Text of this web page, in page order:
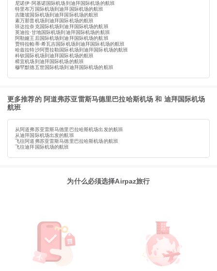
尼诺伊·阿基诺国际机场到迪拜国际机场的航班
特里布万国际机场到迪拜国际机场的航班
吉隆坡国际机场到迪拜国际机场的航班
素万那普机场到迪拜国际机场的航班
班达拉奈克国际机场到迪拜国际机场的航班
英迪拉·甘地国际机场到迪拜国际机场的航班
阿勒娅王后国际机场到迪拜国际机场的航班
贾特拉帕蒂·希瓦吉国际机场到迪拜国际机场的航班
哈兹拉特沙阿贾拉勒国际机场到迪拜国际机场的航班
科钦国际机场到迪拜国际机场的航班
樟宜机场到迪拜国际机场的航班
穆罕默德五世国际机场到迪拜国际机场的航班
更多推荐的 阿道弗苏亚雷斯马德里巴拉哈斯机场 和 迪拜国际机场
航班
从阿道弗苏亚雷斯马德里巴拉哈斯机场出发的航班
从迪拜国际机场出发的航班
飞往阿道弗苏亚雷斯马德里巴拉哈斯机场的航班
飞往迪拜国际机场的航班
为什么必须选择Airpaz旅行